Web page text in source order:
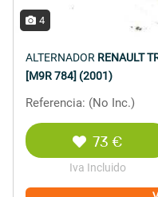
4
ALTERNADOR RENAULT
[M9R 784] (2001)
Referencia: (No Inc.)
73 €
Iva Incluido